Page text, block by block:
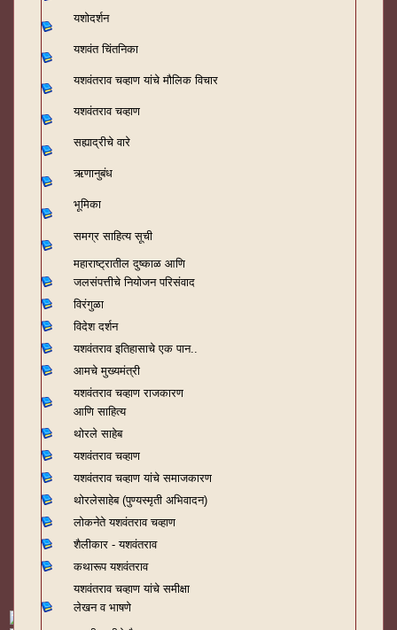
यशोदर्शन
यशवंत चिंतनिका
यशवंतराव चव्हाण यांचे मौलिक विचार
यशवंतराव चव्हाण
सह्याद्रीचे वारे
ऋणानुबंध
भूमिका
समग्र साहित्य सूची
महाराष्ट्रातील दुष्काळ आणि
जलसंपत्तीचे नियोजन परिसंवाद
विरंगुळा
विदेश दर्शन
यशवंतराव इतिहासाचे एक पान..
आमचे मुख्यमंत्री
यशवंतराव चव्हाण राजकारण
आणि साहित्य
थोरले साहेब
यशवंतराव चव्हाण
यशवंतराव चव्हाण यांचे समाजकारण
थोरलेसाहेब (पुण्यस्मृती अभिवादन)
लोकनेते यशवंतराव चव्हाण
शैलीकार - यशवंतराव
कथारूप यशवंतराव
यशवंतराव चव्हाण यांचे समीक्षा
लेखन व भाषणे